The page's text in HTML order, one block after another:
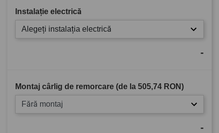
Instalație electrică
Alegeți instalația electrică
-
Montaj cârlig de remorcare (de la 505,74 RON)
Fără montaj
-